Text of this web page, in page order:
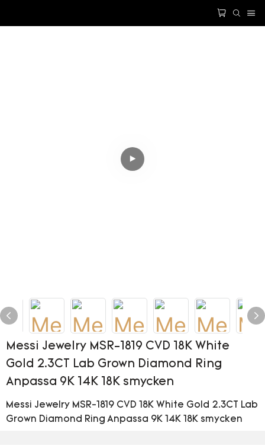
Messi Jewelry MSR-1819 CVD 18K White
Gold 2.3CT Lab Grown Diamond Ring
Anpassa 9K 14K 18K smycken
Messi Jewelry MSR-1819 CVD 18K White Gold 2.3CT Lab
Grown Diamond Ring Anpassa 9K 14K 18K smycken